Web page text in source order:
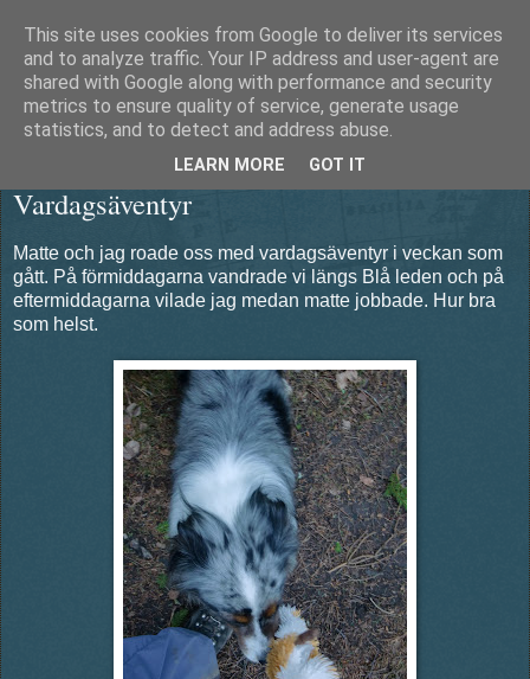
Äventyrshunden Diesel
Vardagsäventyr
Matte och jag roade oss med vardagsäventyr i veckan som
gått. På förmiddagarna vandrade vi längs Blå leden och på
eftermiddagarna vilade jag medan matte jobbade. Hur bra
som helst.
This site uses cookies from Google to deliver its services
and to analyze traffic. Your IP address and user-agent are
shared with Google along with performance and security
metrics to ensure quality of service, generate usage
statistics, and to detect and address abuse.
LEARN MORE GOT IT